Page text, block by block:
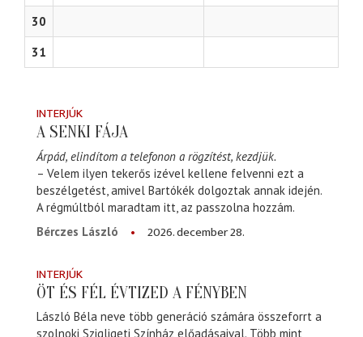
30
31
INTERJÚK
A SENKI FÁJA
Árpád, elindítom a telefonon a rögzítést, kezdjük.
– Velem ilyen tekerős izével kellene felvenni ezt a
beszélgetést, amivel Bartókék dolgoztak annak idején.
A régmúltból maradtam itt, az passzolna hozzám.
Bérczes László
2026. december 28.
INTERJÚK
ÖT ÉS FÉL ÉVTIZED A FÉNYBEN
László Béla neve több generáció számára összeforrt a
szolnoki Szigligeti Színház előadásaival. Több mint